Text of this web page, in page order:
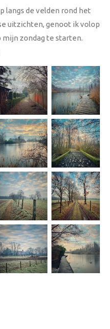
langs de velden rond het
uitzichten, genoot ik volop
mijn zondag te starten.